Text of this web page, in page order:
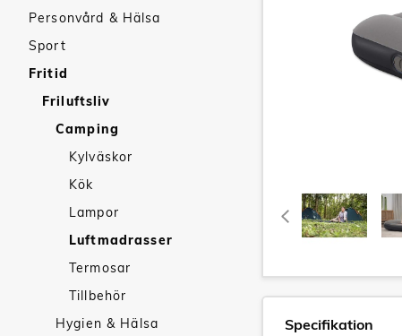
Personvård & Hälsa
Sport
Fritid
Friluftsliv
Camping
Kylväskor
Kök
Lampor
Luftmadrasser
Termosar
Tillbehör
Hygien & Hälsa
Specifikation